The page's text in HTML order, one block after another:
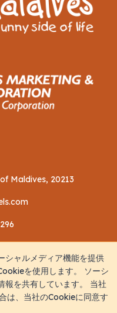
Maldives, 20213
保護方針
シャルメディア機能を提供
を使用します。 ソーシ
報を共有しています。 当社
は、当社のCookieに同意す